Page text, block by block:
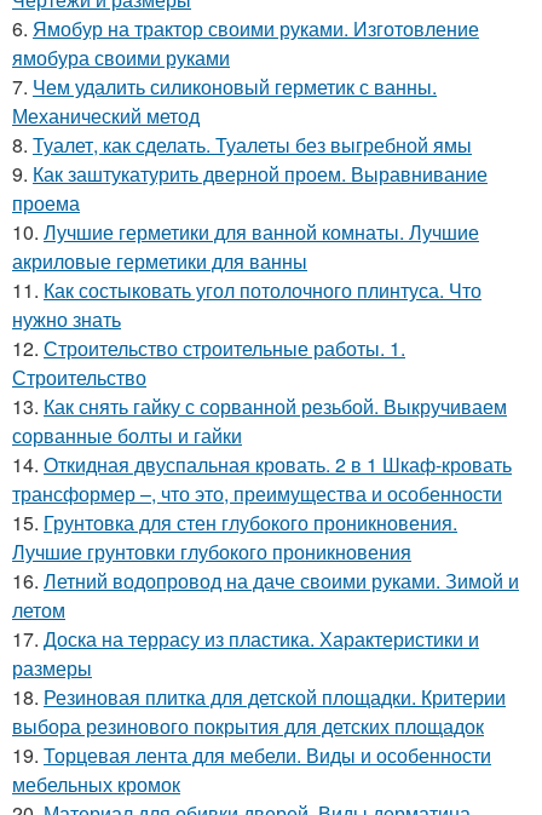
6. Ямобур на трактор своими руками. Изготовление
ямобура своими руками
7. Чем удалить силиконовый герметик с ванны.
Механический метод
8. Туалет, как сделать. Туалеты без выгребной ямы
9. Как заштукатурить дверной проем. Выравнивание
проема
10. Лучшие герметики для ванной комнаты. Лучшие
акриловые герметики для ванны
11. Как состыковать угол потолочного плинтуса. Что
нужно знать
12. Строительство строительные работы. 1.
Строительство
13. Как снять гайку с сорванной резьбой. Выкручиваем
сорванные болты и гайки
14. Откидная двуспальная кровать. 2 в 1 Шкаф-кровать
трансформер –, что это, преимущества и особенности
15. Грунтовка для стен глубокого проникновения.
Лучшие грунтовки глубокого проникновения
16. Летний водопровод на даче своими руками. Зимой и
летом
17. Доска на террасу из пластика. Характеристики и
размеры
18. Резиновая плитка для детской площадки. Критерии
выбора резинового покрытия для детских площадок
19. Торцевая лента для мебели. Виды и особенности
мебельных кромок